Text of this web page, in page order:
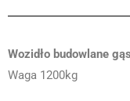
Wozidło budowlane
Waga 1200kg